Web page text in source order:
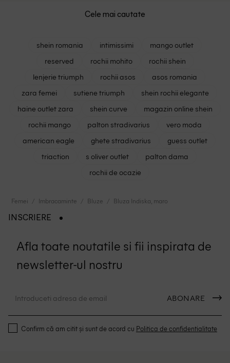
Cele mai cautate
shein romania intimissimi
mango outlet
reserved
rochii mohito
rochii shein
lenjerie triumph
rochii asos
asos romania
zara femei
sutiene triumph
shein rochii elegante
haine outlet zara
shein curve
magazin online shein
rochii mango
palton stradivarius
vero moda
american eagle
ghete stradivarius
guess outlet
triaction
s oliver outlet
palton dama
rochii de ocazie
Femei Imbracaminte Bluze Bluza Indiska, maro
INSCRIERE
Afla toate noutatile si fii inspirata de
newsletter-ul nostru
ABONARE
Confirm că am citit și sunt de acord cu Politica de confidentialitate